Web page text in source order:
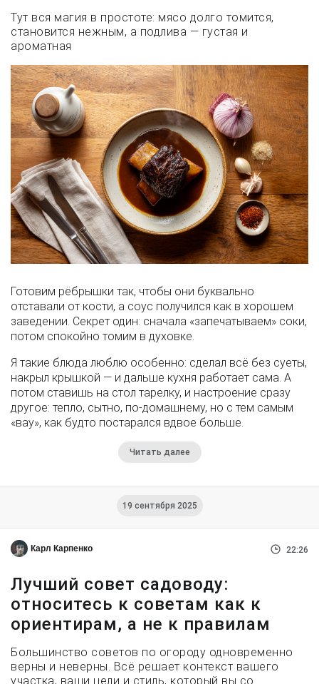
Тут вся магия в простоте: мясо долго томится,
становится нежным, а подлива — густая и
ароматная
Готовим рёбрышки так, чтобы они буквально
отставали от кости, а соус получился как в хорошем
заведении. Секрет один: сначала «запечатываем» соки,
потом спокойно томим в духовке.
Я такие блюда люблю особенно: сделал всё без суеты,
накрыл крышкой — и дальше кухня работает сама. А
потом ставишь на стол тарелку, и настроение сразу
другое: тепло, сытно, по-домашнему, но с тем самым
«вау», как будто постарался вдвое больше.
Читать далее
19 сентября 2025
Карл Карпенко 22:26
Лучший совет садоводу:
относитесь к советам как к
ориентирам, а не к правилам
Большинство советов по огороду одновременно
верны и неверны. Всё решает контекст вашего
участка, ваши цели и стиль, который вы со